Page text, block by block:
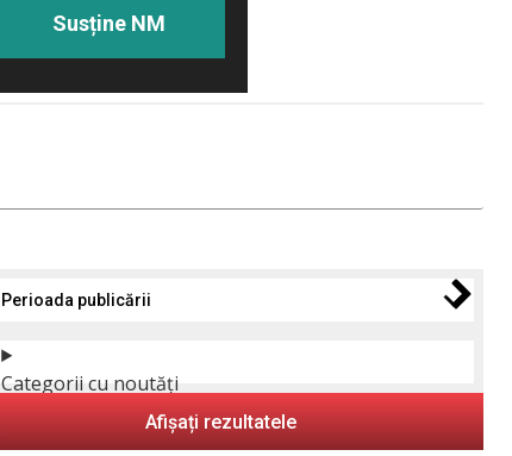
Susține NM
Perioada publicării
Categorii cu noutăți
Afișați rezultatele